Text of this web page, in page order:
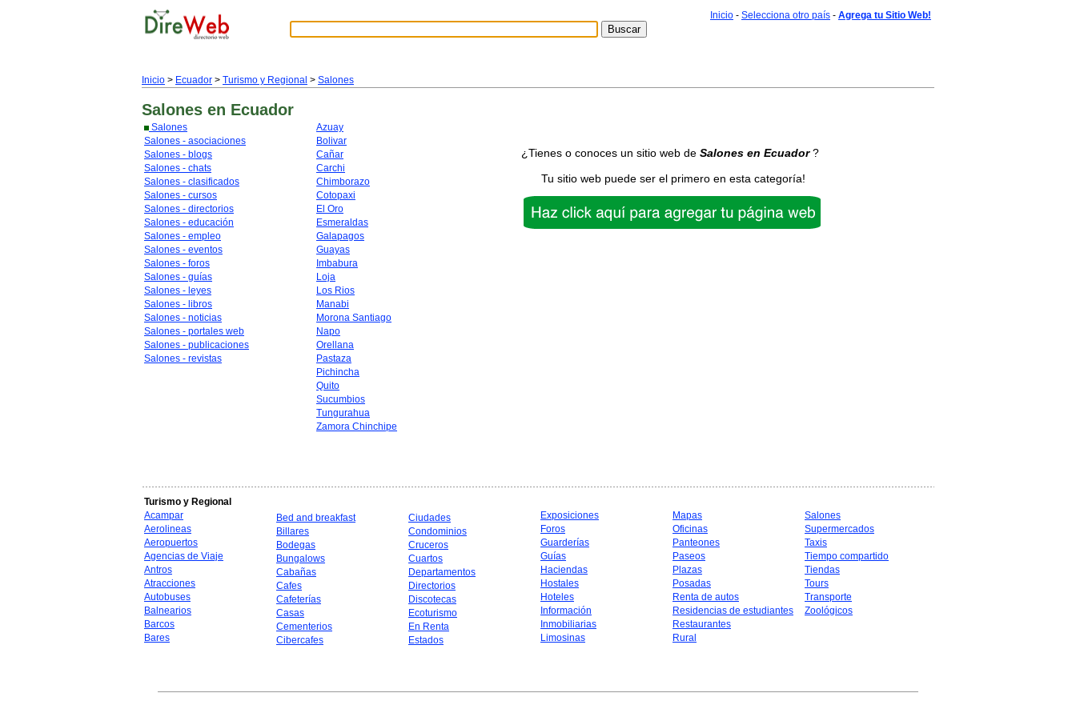
Inicio - Selecciona otro país - Agrega tu Sitio Web!
Inicio > Ecuador > Turismo y Regional > Salones
Salones en Ecuador
Salones
Salones - asociaciones
Salones - blogs
Salones - chats
Salones - clasificados
Salones - cursos
Salones - directorios
Salones - educación
Salones - empleo
Salones - eventos
Salones - foros
Salones - guías
Salones - leyes
Salones - libros
Salones - noticias
Salones - portales web
Salones - publicaciones
Salones - revistas
Azuay
Bolivar
Cañar
Carchi
Chimborazo
Cotopaxi
El Oro
Esmeraldas
Galapagos
Guayas
Imbabura
Loja
Los Rios
Manabi
Morona Santiago
Napo
Orellana
Pastaza
Pichincha
Quito
Sucumbios
Tungurahua
Zamora Chinchipe
¿Tienes o conoces un sitio web de Salones en Ecuador?
Tu sitio web puede ser el primero en esta categoría!
Turismo y Regional
Acampar
Aerolineas
Aeropuertos
Agencias de Viaje
Antros
Atracciones
Autobuses
Balnearios
Barcos
Bares
Bed and breakfast
Billares
Bodegas
Bungalows
Cabañas
Cafes
Cafeterías
Casas
Cementerios
Cibercafes
Ciudades
Condominios
Cruceros
Cuartos
Departamentos
Directorios
Discotecas
Ecoturismo
En Renta
Estados
Exposiciones
Foros
Guarderías
Guías
Haciendas
Hostales
Hoteles
Información
Inmobiliarias
Limosinas
Mapas
Oficinas
Panteones
Paseos
Plazas
Posadas
Renta de autos
Residencias de estudiantes
Restaurantes
Rural
Salones
Supermercados
Taxis
Tiempo compartido
Tiendas
Tours
Transporte
Zoológicos